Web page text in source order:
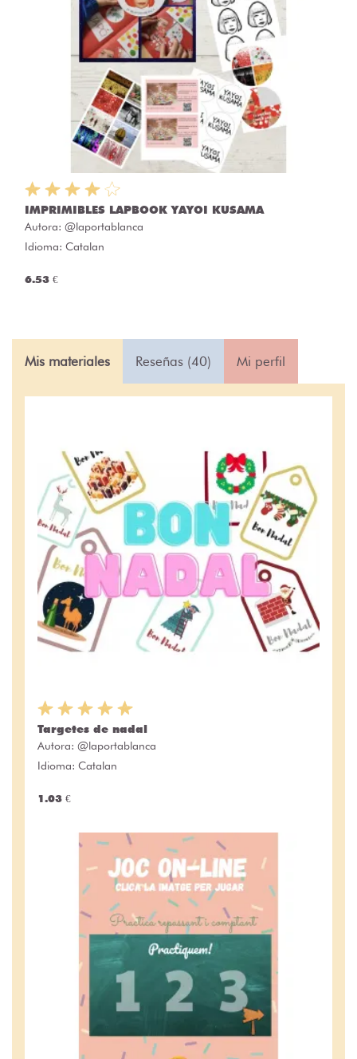
IMPRIMIBLES LAPBOOK YAYOI KUSAMA
Autora: @laportablanca
Idioma: Catalan
6.53 €
Mis materiales Reseñas (40) Mi perfil
Targetes de nadal
Autora: @laportablanca
Idioma: Catalan
1.03 €